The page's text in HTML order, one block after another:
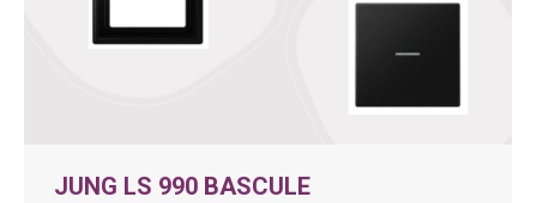
JUNG LS 990 BASCULE